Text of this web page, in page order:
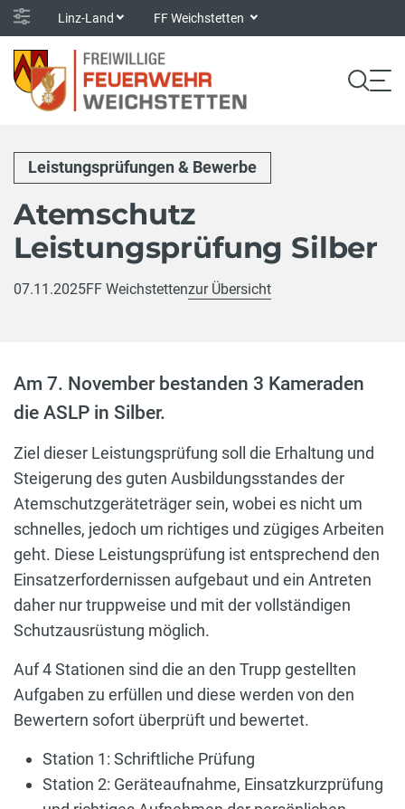
Linz-Land FF Weichstetten
Leistungsprüfungen & Bewerbe
Atemschutz
Leistungsprüfung Silber
07.11.2025FF Weichstettenzur Übersicht
Am 7. November bestanden 3 Kameraden
die ASLP in Silber.
Ziel dieser Leistungsprüfung soll die Erhaltung und
Steigerung des guten Ausbildungsstandes der
Atemschutzgeräteträger sein, wobei es nicht um
schnelles, jedoch um richtiges und zügiges Arbeiten
geht. Diese Leistungsprüfung ist entsprechend den
Einsatzerfordernissen aufgebaut und ein Antreten
daher nur truppweise und mit der vollständigen
Schutzausrüstung möglich.
Auf 4 Stationen sind die an den Trupp gestellten
Aufgaben zu erfüllen und diese werden von den
Bewertern sofort überprüft und bewertet.
Station 1: Schriftliche Prüfung
Station 2: Geräteaufnahme, Einsatzkurzprüfung